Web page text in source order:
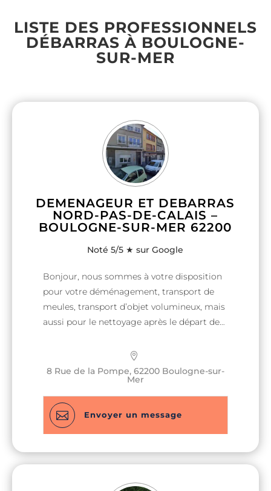
LISTE DES PROFESSIONNELS
DÉBARRAS À BOULOGNE-
SUR-MER
DEMENAGEUR ET DEBARRAS
NORD-PAS-DE-CALAIS –
BOULOGNE-SUR-MER 62200
Noté 5/5 ★ sur Google
Bonjour, nous sommes à votre disposition
pour votre déménagement, transport de
meules, transport d’objet volumineux, mais
aussi pour le nettoyage après le départ de
des murs et des vitres. Nous intervenons
également au plus vite pour débarrasser
maison, locaux, garage, suite à une
succession, une vente et après avoir tout
débarrassé, nous procéderons à un grand
nettoyage. Notre entreprise reconnue pour
parmi nos nouveaux clients. Engagée
8 Rue de la Pompe, 62200 Boulogne-sur-
Mer
 Envoyer un message